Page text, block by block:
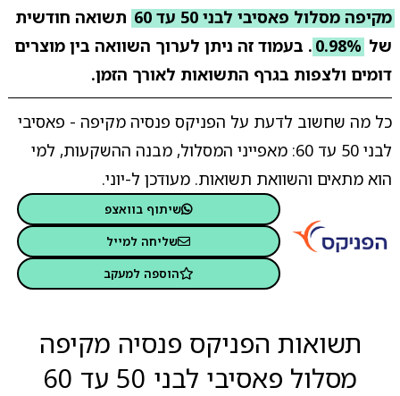
מקיפה מסלול פאסיבי לבני 50 עד 60
תשואה חודשית
של 0.98% . בעמוד זה ניתן לערוך השוואה בין מוצרים
דומים ולצפות בגרף התשואות לאורך הזמן.
כל מה שחשוב לדעת על הפניקס פנסיה מקיפה - פאסיבי
לבני 50 עד 60: מאפייני המסלול, מבנה ההשקעות, למי
הוא מתאים והשוואת תשואות. מעודכן ל-יוני.
שיתוף בוואצפ
שליחה למייל
הוספה למעקב
תשואות הפניקס פנסיה מקיפה
מסלול פאסיבי לבני 50 עד 60